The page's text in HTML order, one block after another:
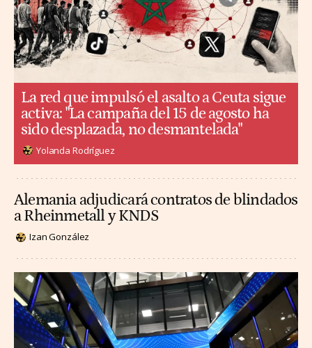
La red que impulsó el asalto a Ceuta sigue
activa: "La campaña del 15 de agosto ha
sido desplazada, no desmantelada"
Yolanda Rodríguez
Alemania adjudicará contratos de blindados
a Rheinmetall y KNDS
Izan González